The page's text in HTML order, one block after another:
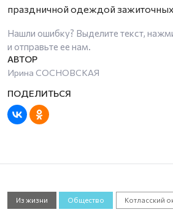
праздничной одеждой зажиточных
Нашли ошибку? Выделите текст,
и отправьте ее нам.
Ирина СОСНОВСКАЯ
Из жизни Общество Котласский